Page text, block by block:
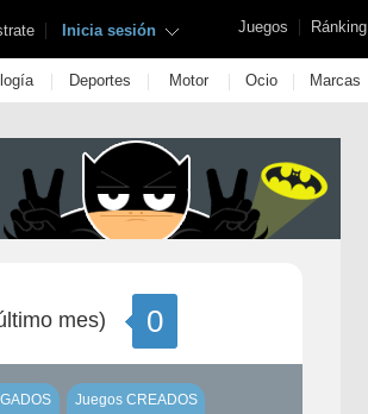
Juegos | Ránking
| Inicia sesión
| Deportes | Motor | Ocio | Marcas
mes) 0
Juegos CREADOS